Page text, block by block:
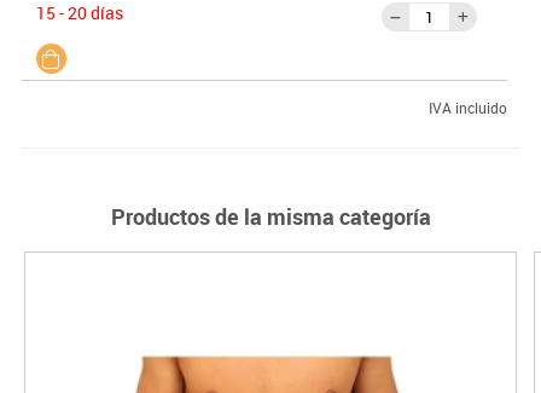
15 - 20 días
IVA incluido
Productos de la misma categoría